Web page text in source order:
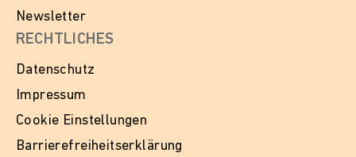
Newsletter
RECHTLICHES
Datenschutz
Impressum
Cookie Einstellungen
Barrierefreiheitserklärung